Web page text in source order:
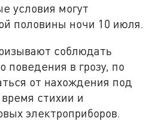
условия могут
половины ночи 10 июля.
соблюдать
поведения в грозу, по
от нахождения под
стихии и
электроприборов.